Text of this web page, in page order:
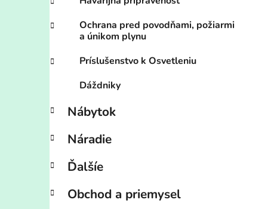
Ochrana pred povodňami, požiarmi
a únikom plynu
Príslušenstvo k Osvetleniu
Dáždniky
Nábytok
Náradie
Ďalšíe
Obchod a priemysel